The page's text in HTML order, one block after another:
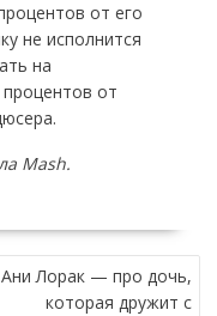
от его
не исполнится
на
от
Mash.
Ани Лорак — про дочь,
которая дружит с